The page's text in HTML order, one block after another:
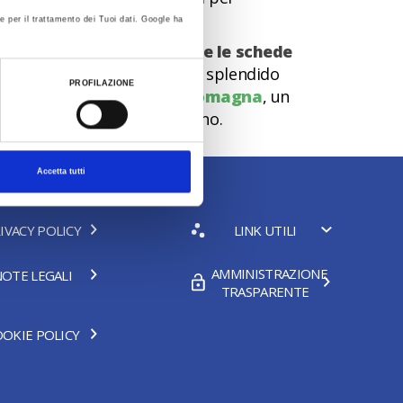
per il trattamento dei Tuoi dati. Google ha
PROFILAZIONE
Accetta tutti
aree verdi.
consultare le schede
dei Gessi, all'interno dello splendido
lingua italiana e la Via Romagna, un
a San Giovanni Marignano.
POLICY LINK UTILI
LEGALI
AMMINISTRAZIONE
TRASPARENTE
POLICY